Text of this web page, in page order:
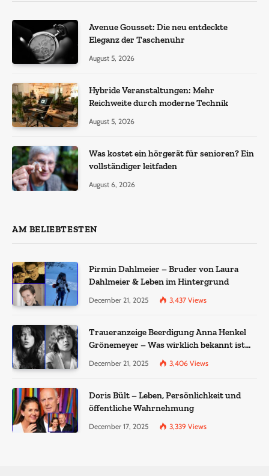
Avenue Gousset: Die neu entdeckte
Eleganz der Taschenuhr
August 5, 2026
Hybride Veranstaltungen: Mehr
Reichweite durch moderne Technik
August 5, 2026
Was kostet ein hörgerät für senioren? Ein
vollständiger leitfaden
August 6, 2026
AM BELIEBTESTEN
Pirmin Dahlmeier – Bruder von Laura
Dahlmeier & Leben im Hintergrund
December 21, 2025 3,437 Views
Traueranzeige Beerdigung Anna Henkel
Grönemeyer – Was wirklich bekannt ist
und was nicht bestätigt wurde
December 21, 2025 3,406 Views
Doris Bült – Leben, Persönlichkeit und
öffentliche Wahrnehmung
December 17, 2025 3,339 Views